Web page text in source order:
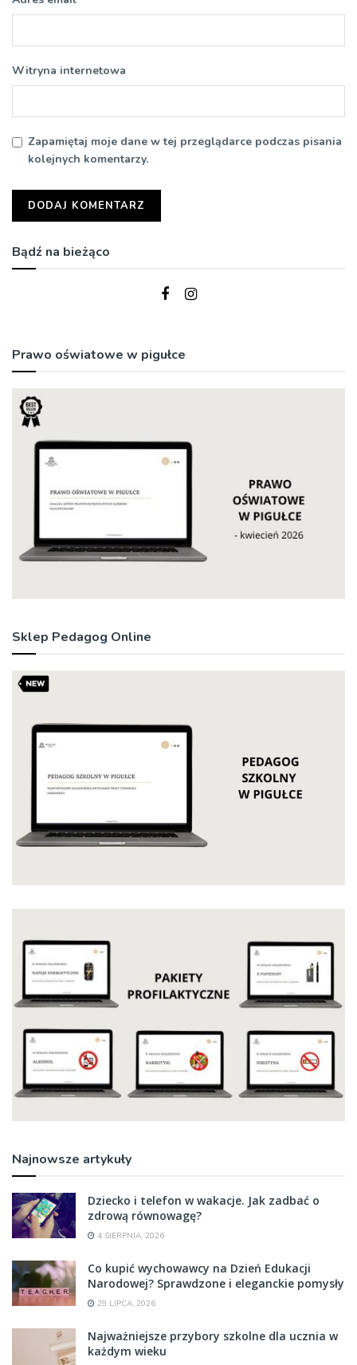
Witryna internetowa
Zapamiętaj moje dane w tej przeglądarce podczas pisania
kolejnych komentarzy.
Bądź na bieżąco
Prawo oświatowe w pigułce
Sklep Pedagog Online
Najnowsze artykuły
Dziecko i telefon w wakacje. Jak zadbać o
zdrową równowagę?
4 SIERPNIA, 2026
Co kupić wychowawcy na Dzień Edukacji
Narodowej? Sprawdzone i eleganckie pomysły
29 LIPCA, 2026
Najważniejsze przybory szkolne dla ucznia w
każdym wieku